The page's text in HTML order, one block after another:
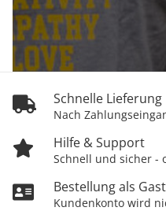
Schnelle Lieferung
Nach
Hilfe & Support
Schnell und sicher -
Bestellung als Gast
Kundenkonto wird